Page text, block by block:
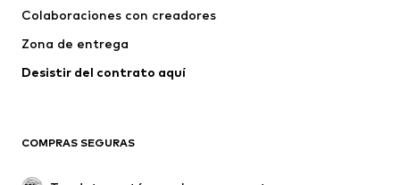
Chaquetas
Jerséis y punto
Ropa interior
Abrigos
Tallas grandes
Colaboraciones con creadores
Zona de entrega
Desistir del contrato aquí
COMPRAS SEGURAS